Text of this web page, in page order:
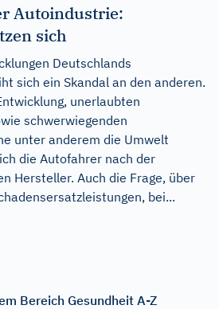
Autoindustrie:
sich
Deutschlands
sich ein Skandal an den anderen.
unerlaubten
schwerwiegenden
unter anderem die Umwelt
die Autofahrer nach der
Hersteller. Auch die Frage, über
bei...
Bereich Gesundheit A-Z